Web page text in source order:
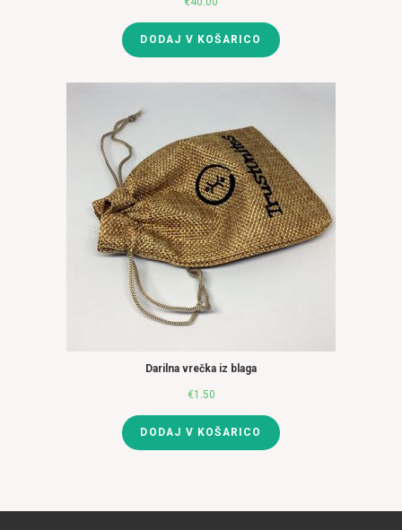
DODAJ V KOŠARICO
Darilna vrečka iz blaga
€1.50
DODAJ V KOŠARICO